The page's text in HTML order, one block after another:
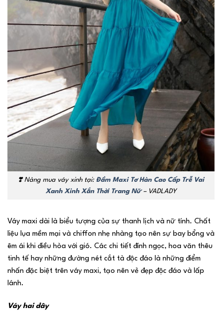
❣️Nàng mua váy xinh tại: Đầm Maxi Tơ Hàn Cao Cấp Trễ Vai
Xanh Xinh Xắn Thời Trang Nữ– VADLADY
Váy maxi dài là biểu tượng của sự thanh lịch và nữ tính. Chất
liệu lụa mềm mại và chiffon nhẹ nhàng tạo nên sự bay bổng và
êm ái khi điều hòa với gió. Các chi tiết đính ngọc, hoa văn thêu
tinh tế hay những đường nét cắt tà độc đáo là những điểm
nhấn đặc biệt trên váy maxi, tạo nên vẻ đẹp độc đáo và lấp
lánh.
Váy hai dây